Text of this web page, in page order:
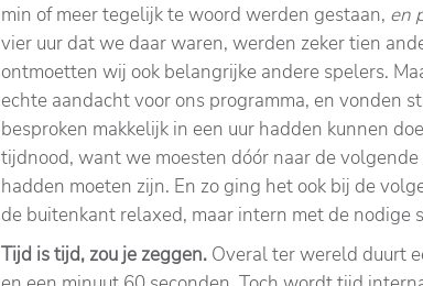
min of meer tegelijk te woord werden gestaan, en
vier uur dat we daar waren, werden zeker tien
ontmoetten wij ook belangrijke andere spelers.
echte aandacht voor ons programma, en vonden
besproken makkelijk in een uur hadden kunnen
tijdnood, want we moesten dóór naar de
hadden moeten zijn. En zo ging het ook bij de
de buitenkant relaxed, maar intern met de nodige
Tijd is tijd, zou je zeggen. Overal ter wereld duurt